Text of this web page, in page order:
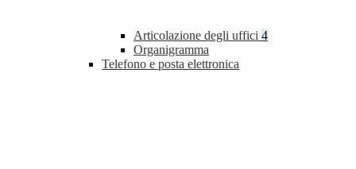
Articolazione degli uffici 4
Organigramma
Telefono e posta elettronica